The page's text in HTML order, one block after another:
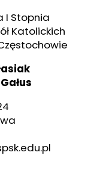
I Stopnia
Katolickich